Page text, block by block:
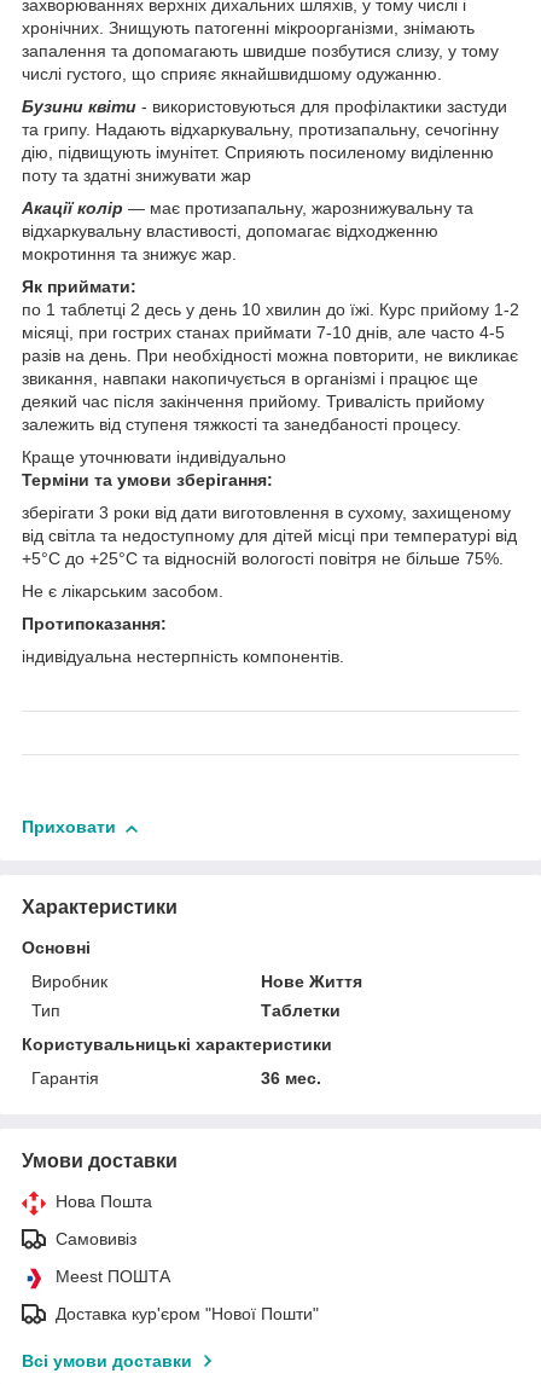
захворюваннях верхніх дихальних шляхів, у тому числі і
хронічних. Знищують патогенні мікроорганізми, знімають
запалення та допомагають швидше позбутися слизу, у тому
числі густого, що сприяє якнайшвидшому одужанню.
Бузини квіти - використовуються для профілактики застуди
та грипу. Надають відхаркувальну, протизапальну, сечогінну
дію, підвищують імунітет. Сприяють посиленому виділенню
поту та здатні знижувати жар
Акації колір — має протизапальну, жарознижувальну та
відхаркувальну властивості, допомагає відходженню
мокротиння та знижує жар.
Як приймати:
по 1 таблетці 2 десь у день 10 хвилин до їжі. Курс прийому 1-2
місяці, при гострих станах приймати 7-10 днів, але часто 4-5
разів на день. При необхідності можна повторити, не викликає
звикання, навпаки накопичується в організмі і працює ще
деякий час після закінчення прийому. Тривалість прийому
залежить від ступеня тяжкості та занедбаності процесу.
Краще уточнювати індивідуально
Терміни та умови зберігання:
зберігати 3 роки від дати виготовлення в сухому, захищеному
від світла та недоступному для дітей місці при температурі від
+5°С до +25°С та відносній вологості повітря не більше 75%.
Не є лікарським засобом.
Протипоказання:
індивідуальна нестерпність компонентів.
Приховати
Характеристики
Основні
Виробник
Нове Життя
Тип
Таблетки
Користувальницькі характеристики
Гарантія
36 мес.
Умови доставки
Нова Пошта
Самовивіз
Meest ПОШТА
Доставка кур'єром "Нової Пошти"
Всі умови доставки